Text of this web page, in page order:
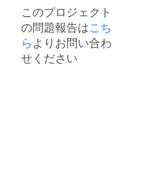
このプロジェクト
の問題報告はこち
ら よりお問い合わ
せください